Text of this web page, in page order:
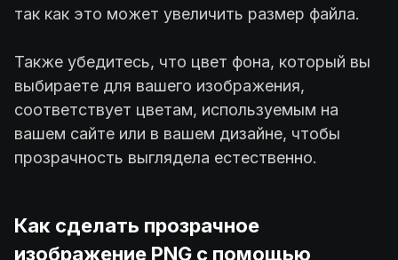
так как это может увеличить размер файла.
Также убедитесь, что цвет фона, который вы
выбираете для вашего изображения,
соответствует цветам, используемым на
вашем сайте или в вашем дизайне, чтобы
прозрачность выглядела естественно.
Как сделать прозрачное
изображение PNG с помощью